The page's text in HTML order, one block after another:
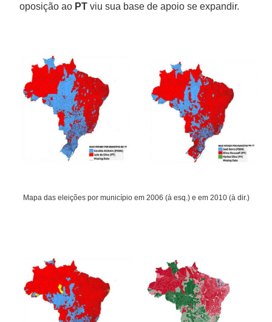
oposição ao PT viu sua base de apoio se expandir.
Mapa das eleições por município em 2006 (à esq.) e em 2010 (à dir.)